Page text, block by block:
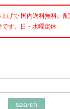
げで 国内送料無料。
です。日・水曜定休
search